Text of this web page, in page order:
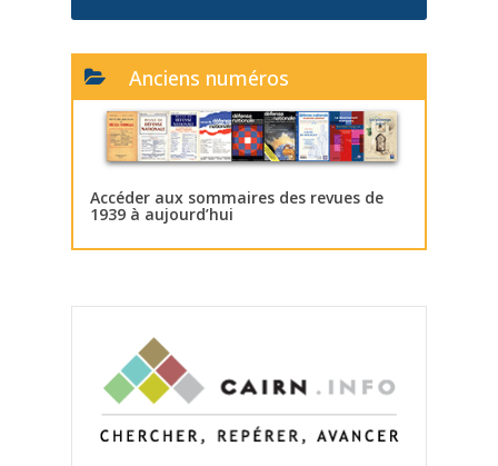
Anciens numéros
Accéder aux sommaires des revues de
1939 à aujourd’hui